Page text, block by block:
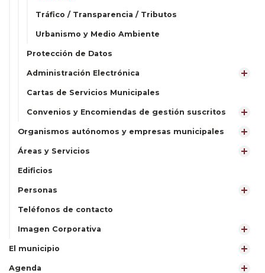
Tráfico / Transparencia / Tributos
Urbanismo y Medio Ambiente
Protección de Datos
Administración Electrónica
Cartas de Servicios Municipales
Convenios y Encomiendas de gestión suscritos
Organismos autónomos y empresas municipales
Áreas y Servicios
Edificios
Personas
Teléfonos de contacto
Imagen Corporativa
El municipio
Agenda